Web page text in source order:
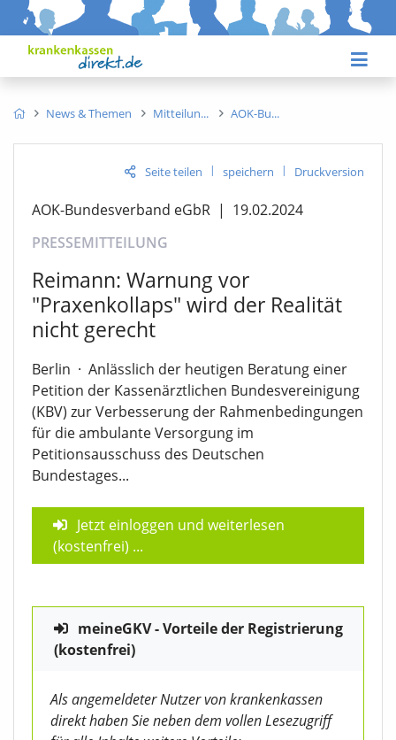
News & Themen Mitteilun AOK-Bu
Seite teilen | speichern | Druckversion
AOK-Bundesverband eGbR | 19.02.2024
PRESSEMITTEILUNG
Reimann: Warnung vor
"Praxenkollaps" wird der Realität
nicht gerecht
Berlin · Anlässlich der heutigen Beratung einer
Petition der Kassenärztlichen Bundesvereinigung
(KBV) zur Verbesserung der Rahmenbedingungen
für die ambulante Versorgung im
Petitionsausschuss des Deutschen
Bundestages...
Jetzt einloggen und weiterlesen
(kostenfrei) ...
meineGKV - Vorteile der Registrierung
(kostenfrei)
Als angemeldeter Nutzer von krankenkassen
direkt haben Sie neben dem vollen Lesezugriff